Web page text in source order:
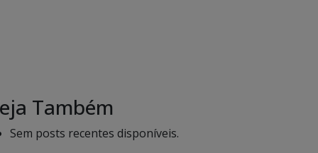
Também
Sem posts recentes disponíveis.